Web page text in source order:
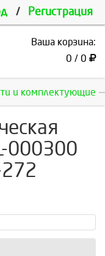
/ Регистрация
Ваша корзина:
0 / 0
и комплектующие
000300